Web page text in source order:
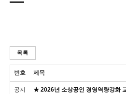
목록
번호 제목
공지 ★ 2026년 소상공인 경영역량강화